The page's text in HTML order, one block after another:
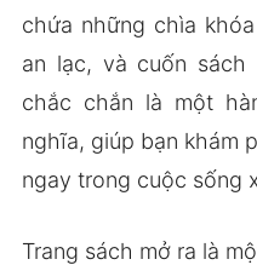
chứa những chìa
an lạc, và cuốn
chắc chắn là một
nghĩa, giúp bạn khám
ngay trong cuộc sống
Trang sách mở ra là